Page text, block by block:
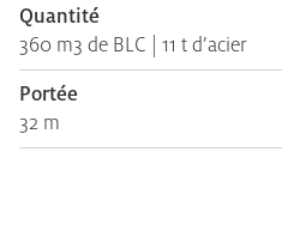
Quantité
360 m3 de BLC | 11 t d’acier
Portée
32 m